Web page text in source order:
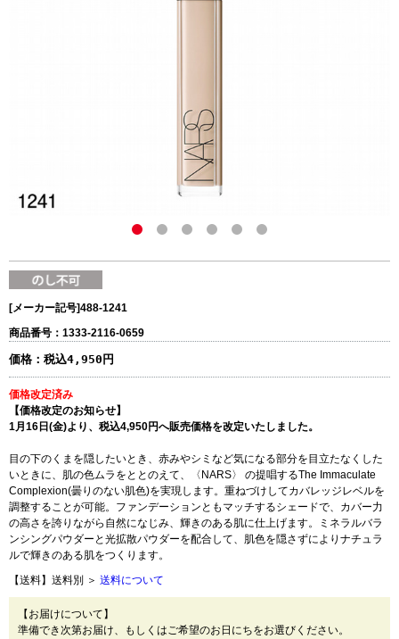
[メーカー記号]488-1241
商品番号：1333-2116-0659
価格： 税込4,950円
価格改定済み
【価格改定のお知らせ】
1月16日(金)より、税込4,950円へ販売価格を改定いたしました。
目の下のくまを隠したいとき、赤みやシミなど気になる部分を目立たなくした
いときに、肌の色ムラをととのえて、〈NARS〉 の提唱するThe Immaculate
Complexion(曇りのない肌色)を実現します。重ねづけしてカバレッジレベルを
調整することが可能。ファンデーションともマッチするシェードで、カバー力
の高さを誇りながら自然になじみ、輝きのある肌に仕上げます。ミネラルバラ
ンシングパウダーと光拡散パウダーを配合して、肌色を隠さずによりナチュラ
ルで輝きのある肌をつくります。
【送料】送料別 ＞ 送料について
【お届けについて】
準備でき次第お届け、もしくはご希望のお日にちをお選びください。